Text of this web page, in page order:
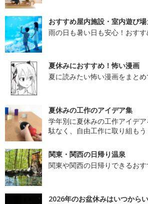
おすすめ屋内施設・室内遊び
雨の日も暑い日も安心！おす
夏休みにおすすめ！怖い漫画
夏に読みたい怖い漫画をまとめ
夏休みの工作のアイデア集
学年別に夏休みの工作アイデ
駄なく、自由工作に取り組もう
関東・関西の日帰り温泉
関東や関西の日帰りできるお
2026年のお盆休みはいつから